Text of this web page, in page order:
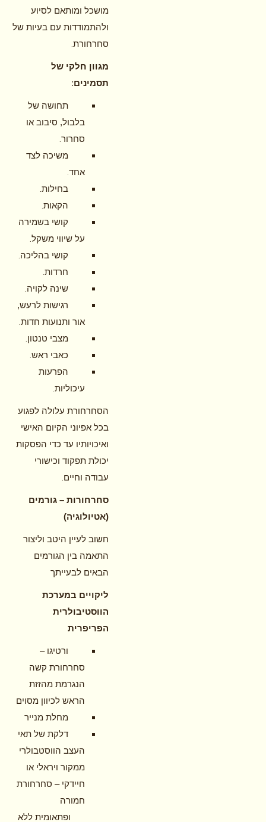
מושכל ומותאם לסיוע
ולהתמודדות עם בעיות של
סחרחורת.
מגוון חלקי של
תסמינים:
תחושה של
בלבול, סיבוב או
.
משיכה לצד
בחילות.
הקאות .
קושי בשמירה
על שיווי משקל
קושי בהליכה.
חרדות .
שינה לקויה.
רגישות לרעש,
אור ותנועות חדות.
מצבי טנטון.
כאבי ראש.
הפרעות
עיכוליות.
הסחרחורת עלולה לפגוע
בכל אפיוני הקיום האישי
ואיכויותיו עד כדי הפסקות
יכולת תפקוד וכישורי
עבודה וחיים.
סחרחורות – גורמים
(אטיולוגיה)
חשוב לעיין היטב וליצור
התאמה בין הגורמים
הבאים לבעייתך
ליקויים במערכת
הווסטיבולרית
הפריפרית
ורטיגו –
סחרחורת קשה
הנגרמת מהזזת
הראש לכיוון מסוים
מחלת מנייר
דלקת של תאי
העצב הווסטבולרי
ממקור ויראלי או
חיידקי – סחרחורת
חמורה
ופתאומית ללא